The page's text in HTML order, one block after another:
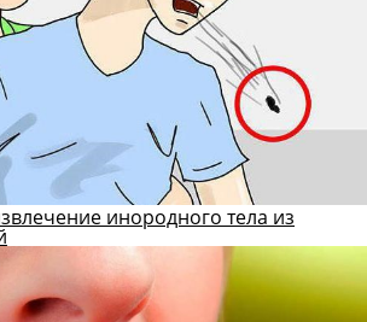
инородного тела из